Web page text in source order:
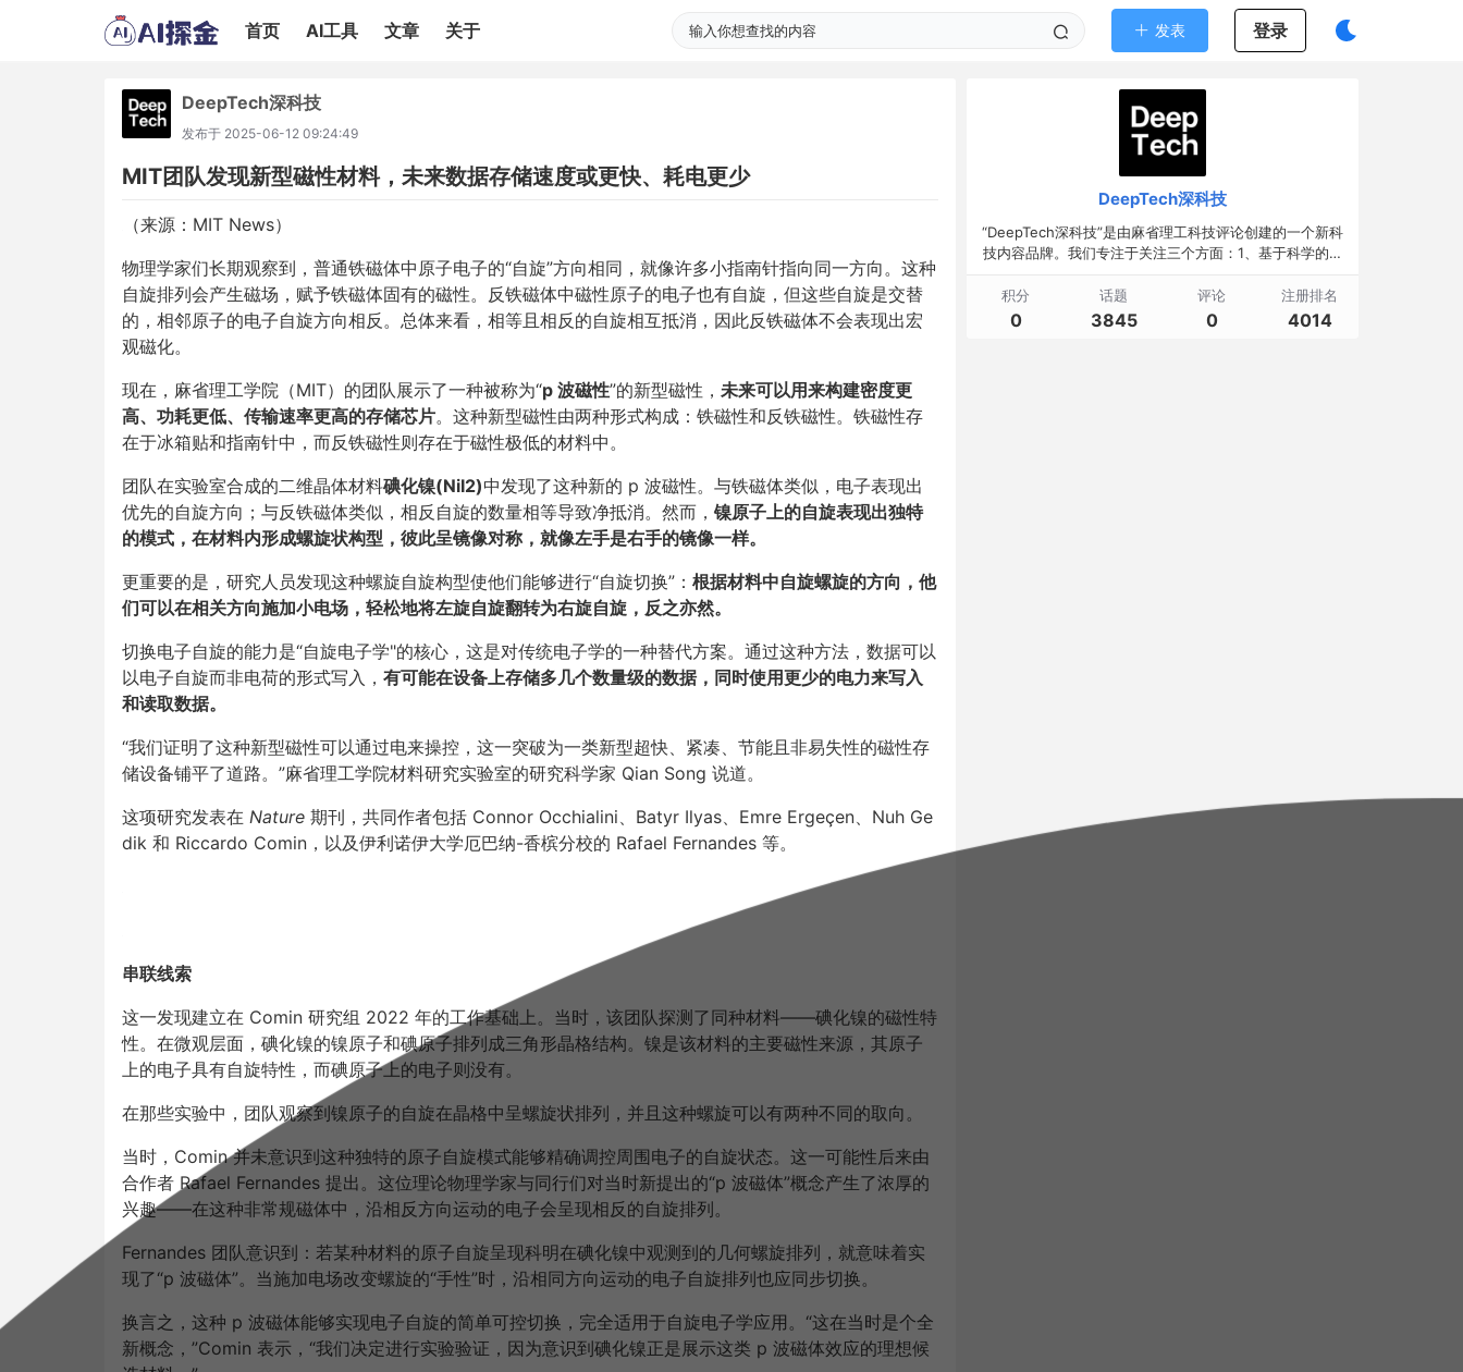
首页 AI工具 文章 关于 发表 登录
DeepTech深科技
发布于 2025-06-12 09:24:49
MIT团队发现新型磁性材料，未来数据存储速度或更快、耗电更少
（来源：MIT News）
物理学家们长期观察到，普通铁磁体中原子电子的“自旋”方向相同，就像许多小指南针指向同一方向。这种
自旋排列会产生磁场，赋予铁磁体固有的磁性。反铁磁体中磁性原子的电子也有自旋，但这些自旋是交替
的，相邻原子的电子自旋方向相反。总体来看，相等且相反的自旋相互抵消，因此反铁磁体不会表现出宏
观磁化。
现在，麻省理工学院（MIT）的团队展示了一种被称为“p 波磁性”的新型磁性， 未来可以用来构建密度更
高、功耗更低、传输速率更高的存储芯片。这种新型磁性由两种形式构成：铁磁性和反铁磁性。铁磁性存
在于冰箱贴和指南针中，而反铁磁性则存在于磁性极低的材料中。
团队在实验室合成的二维晶体材料碘化镍(NiI2)中发现了这种新的 p 波磁性。与铁磁体类似，电子表现出
优先的自旋方向；与反铁磁体类似，相反自旋的数量相等导致净抵消。然而， 镍原子上的自旋表现出独特
的模式，在材料内形成螺旋状构型，彼此呈镜像对称，就像左手是右手的镜像一样。
更重要的是，研究人员发现这种螺旋自旋构型使他们能够进行“自旋切换”： 根据材料中自旋螺旋的方向，他
们可以在相关方向施加小电场，轻松地将左旋自旋翻转为右旋自旋，反之亦然。
切换电子自旋的能力是“自旋电子学"的核心，这是对传统电子学的一种替代方案。通过这种方法，数据可以
以电子自旋而非电荷的形式写入， 有可能在设备上存储多几个数量级的数据，同时使用更少的电力来写入
和读取数据。
“我们证明了这种新型磁性可以通过电来操控，这一突破为一类新型超快、紧凑、节能且非易失性的磁性存
储设备铺平了道路。”麻省理工学院材料研究实验室的研究科学家 Qian Song 说道。
这项研究发表在 Nature 期刊，共同作者包括 Connor Occhialini、Batyr Ilyas、Emre Ergeçen、Nuh Ge
dik 和 Riccardo Comin，以及伊利诺伊大学厄巴纳-香槟分校的 Rafael Fernandes 等。
串联线索
这一发现建立在 Comin 研究组 2022 年的工作基础上。当时，该团队探测了同种材料——碘化镍的磁性特
性。在微观层面，碘化镍的镍原子和碘原子排列成三角形晶格结构。镍是该材料的主要磁性来源，其原子
上的电子具有自旋特性，而碘原子上的电子则没有。
在那些实验中，团队观察到镍原子的自旋在晶格中呈螺旋状排列，并且这种螺旋可以有两种不同的取向。
当时，Comin 并未意识到这种独特的原子自旋模式能够精确调控周围电子的自旋状态。这一可能性后来由
合作者 Rafael Fernandes 提出。这位理论物理学家与同行们对当时新提出的“p 波磁体”概念产生了浓厚的
兴趣——在这种非常规磁体中，沿相反方向运动的电子会呈现相反的自旋排列。
Fernandes 团队意识到：若某种材料的原子自旋呈现科明在碘化镍中观测到的几何螺旋排列，就意味着实
现了“p 波磁体”。当施加电场改变螺旋的“手性”时，沿相同方向运动的电子自旋排列也应同步切换。
换言之，这种 p 波磁体能够实现电子自旋的简单可控切换，完全适用于自旋电子学应用。“这在当时是个全
新概念，”Comin 表示，“我们决定进行实验验证，因为意识到碘化镍正是展示这类 p 波磁体效应的理想候
DeepTech深科技
“DeepTech深科技”是由麻省理工科技评论创建的一个新科
技内容品牌。我们专注于关注三个方面：1、基于科学的发
积分
0
话题
3845
评论
0
注册排名
4014